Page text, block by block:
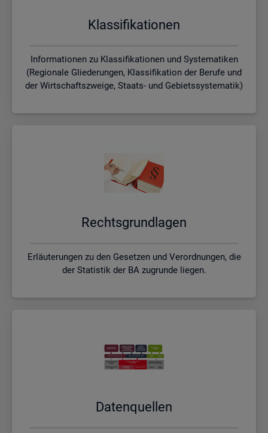
Klas­si­fi­ka­tio­nen
Informationen zu Klassifikationen und Systematiken
(Regionale Gliederungen, Klassifikation der Berufe und
der Wirtschaftszweige, Staats- und Gebietssystematik)
Rechts­grund­la­gen
Erläuterungen zu den Gesetzen und Verordnungen, die
der Statistik der BA zugrunde liegen.
Da­ten­quel­len